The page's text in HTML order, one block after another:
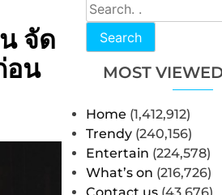
Search
MOST
Home (1,412,912)
Trendy (240,156)
Entertain (224,578)
What’s on (216,726)
จัด
อน